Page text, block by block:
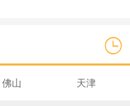
佛山 天津